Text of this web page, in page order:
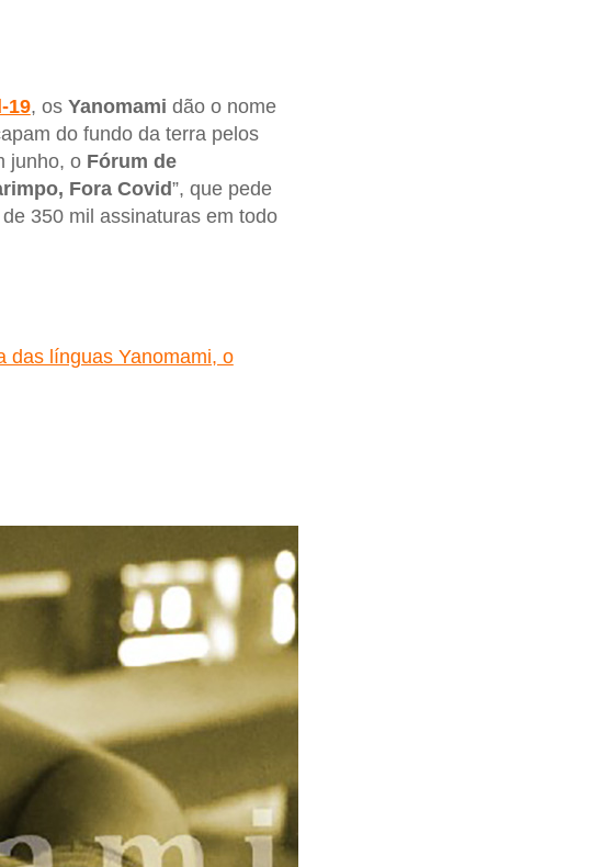
19, os Yanomami dão o nome
do fundo da terra pelos
junho, o Fórum de
Fora Covid”, que pede
350 mil assinaturas em todo
das línguas Yanomami, o